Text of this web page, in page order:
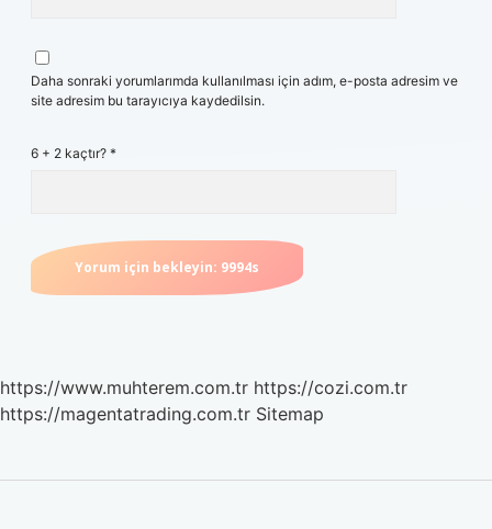
Daha sonraki yorumlarımda kullanılması için adım, e-posta adresim ve
site adresim bu tarayıcıya kaydedilsin.
6 + 2 kaçtır? *
https://www.muhterem.com.tr https://cozi.com.tr
https://magentatrading.com.tr Sitemap